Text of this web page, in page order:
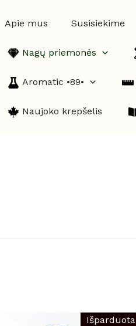
Apie mus Susisiekime
Nagų priemonės
Aromatic •89•
Naujoko krepšelis
Išparduota